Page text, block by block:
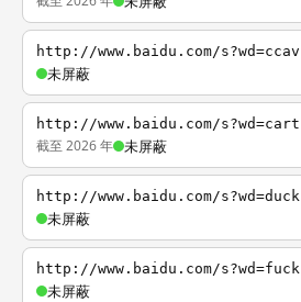
http://www.baidu.com/s?wd=ccav
未屏蔽
http://www.baidu.com/s?wd=cart
截至 2026 年 未屏蔽
http://www.baidu.com/s?wd=duck
未屏蔽
http://www.baidu.com/s?wd=fuck
未屏蔽